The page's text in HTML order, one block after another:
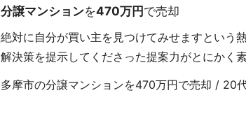
分譲マンションを470万円 で売却
絶対に自分が買い主を見つけてみせますという
解決策を提示してくださった提案力がとにかく
多摩市の分譲マンションを470万円で売却 / 20